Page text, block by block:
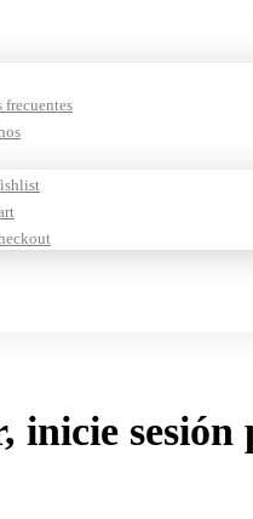
frecuentes
inicie sesión